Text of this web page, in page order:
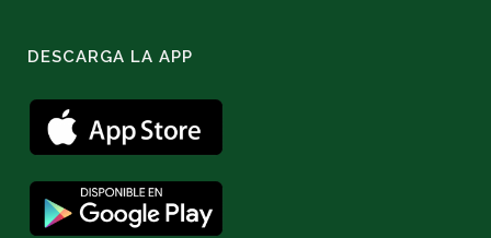
DESCARGA LA APP